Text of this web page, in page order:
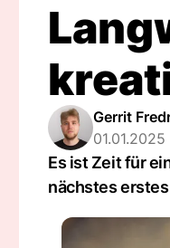
Gerrit
Es ist Zeit für
nächstes